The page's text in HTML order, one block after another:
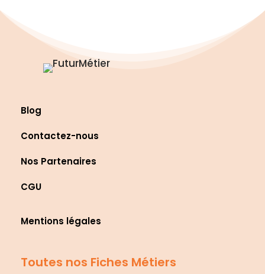
Blog
Contactez-nous
Nos Partenaires
CGU
Mentions légales
Toutes nos Fiches Métiers